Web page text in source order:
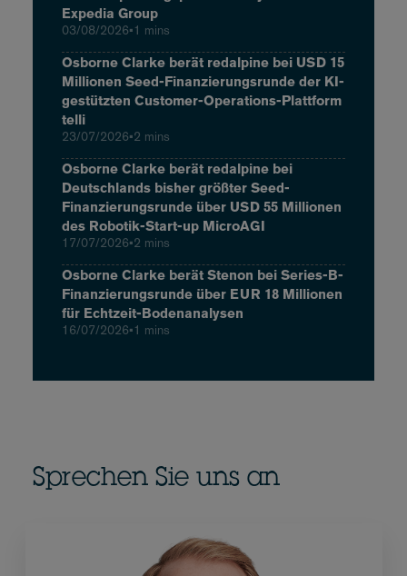
Expedia Group
03/08/2026•1 mins
Osborne Clarke berät redalpine bei USD 15
Millionen Seed-Finanzierungsrunde der KI-
gestützten Customer-Operations-Plattform
telli
23/07/2026•2 mins
Osborne Clarke berät redalpine bei
Deutschlands bisher größter Seed-
Finanzierungsrunde über USD 55 Millionen
des Robotik-Start-up MicroAGI
17/07/2026•2 mins
Osborne Clarke berät Stenon bei Series-B-
Finanzierungsrunde über EUR 18 Millionen
für Echtzeit-Bodenanalysen
16/07/2026•1 mins
Sprechen Sie uns an